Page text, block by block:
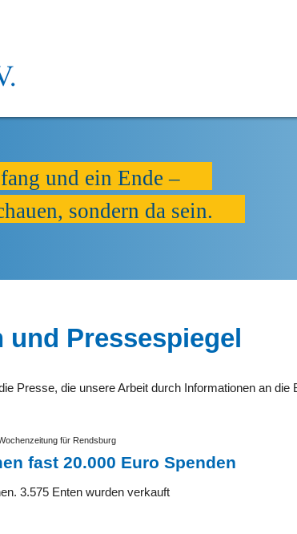
und ein Ende –
sondern da sein.
und Pressespiegel
Presse, die unsere Arbeit durch Informationen an die
für Rendsburg
fast 20.000 Euro Spenden
3.575 Enten wurden verkauft